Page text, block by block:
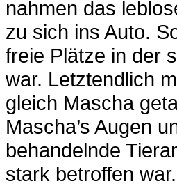
nahmen das
zu sich ins Auto.
freie Plätze in der
war. Letztendlich
gleich Mascha
Mascha’s Augen
behandelnde
stark betroffen war.